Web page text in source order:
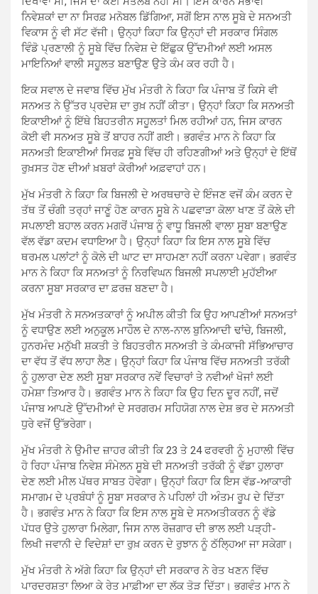
ਨਿਵੇਸ਼ਕਾਂ ਦਾ ਨਾ ਸਿਰਫ਼ ਮਨੋਬਲ ਡਿੱਗਿਆ, ਸਗੋਂ ਇਸ ਨਾਲ ਸੂਬੇ ਦੇ ਸਨਅਤੀ
ਵਿਕਾਸ ਨੂੰ ਵੀ ਸੱਟ ਵੱਜੀ। ਉਨ੍ਹਾਂ ਕਿਹਾ ਕਿ ਉਨ੍ਹਾਂ ਦੀ ਸਰਕਾਰ ਸਿੰਗਲ
ਵਿੰਡੋ ਪ੍ਰਣਾਲੀ ਨੂੰ ਸੂਬੇ ਵਿੱਚ ਨਿਵੇਸ਼ ਦੇ ਇੱਛੁਕ ਉੱਦਮੀਆਂ ਲਈ ਅਸਲ
ਮਾਇਨਿਆਂ ਵਾਲੀ ਸਹੂਲਤ ਬਣਾਉਣ ਉਤੇ ਕੰਮ ਕਰ ਰਹੀ ਹੈ।
ਇਕ ਸਵਾਲ ਦੇ ਜਵਾਬ ਵਿੱਚ ਮੁੱਖ ਮੰਤਰੀ ਨੇ ਕਿਹਾ ਕਿ ਪੰਜਾਬ ਤੋਂ ਕਿਸੇ ਵੀ
ਸਨਅਤ ਨੇ ਉੱਤਰ ਪ੍ਰਦੇਸ਼ ਦਾ ਰੁਖ਼ ਨਹੀਂ ਕੀਤਾ। ਉਨ੍ਹਾਂ ਕਿਹਾ ਕਿ ਸਨਅਤੀ
ਇਕਾਈਆਂ ਨੂੰ ਇੱਥੇ ਬਿਹਤਰੀਨ ਸਹੂਲਤਾਂ ਮਿਲ ਰਹੀਆਂ ਹਨ, ਜਿਸ ਕਾਰਨ
ਕੋਈ ਵੀ ਸਨਅਤ ਸੂਬੇ ਤੋਂ ਬਾਹਰ ਨਹੀਂ ਗਈ। ਭਗਵੰਤ ਮਾਨ ਨੇ ਕਿਹਾ ਕਿ
ਸਨਅਤੀ ਇਕਾਈਆਂ ਸਿਰਫ਼ ਸੂਬੇ ਵਿੱਚ ਹੀ ਰਹਿਣਗੀਆਂ ਅਤੇ ਉਨ੍ਹਾਂ ਦੇ ਇੱਥੋਂ
ਰੁਖ਼ਸਤ ਹੋਣ ਦੀਆਂ ਖ਼ਬਰਾਂ ਕੋਰੀਆਂ ਅਫ਼ਵਾਹਾਂ ਹਨ।
ਮੁੱਖ ਮੰਤਰੀ ਨੇ ਕਿਹਾ ਕਿ ਬਿਜਲੀ ਦੇ ਅਰਥਚਾਰੇ ਦੇ ਇੰਜਣ ਵਜੋਂ ਕੰਮ ਕਰਨ ਦੇ
ਤੱਥ ਤੋਂ ਚੰਗੀ ਤਰ੍ਹਾਂ ਜਾਣੂੰ ਹੋਣ ਕਾਰਨ ਸੂਬੇ ਨੇ ਪਛਵਾੜਾ ਕੋਲਾ ਖਾਣ ਤੋਂ ਕੋਲੇ ਦੀ
ਸਪਲਾਈ ਬਹਾਲ ਕਰਨ ਮਗਰੋਂ ਪੰਜਾਬ ਨੂੰ ਵਾਧੂ ਬਿਜਲੀ ਵਾਲਾ ਸੂਬਾ ਬਣਾਉਣ
ਵੱਲ ਵੱਡਾ ਕਦਮ ਵਧਾਇਆ ਹੈ। ਉਨ੍ਹਾਂ ਕਿਹਾ ਕਿ ਇਸ ਨਾਲ ਸੂਬੇ ਵਿੱਚ
ਥਰਮਲ ਪਲਾਂਟਾਂ ਨੂੰ ਕੋਲੇ ਦੀ ਘਾਟ ਦਾ ਸਾਹਮਣਾ ਨਹੀਂ ਕਰਨਾ ਪਵੇਗਾ। ਭਗਵੰਤ
ਮਾਨ ਨੇ ਕਿਹਾ ਕਿ ਸਨਅਤਾਂ ਨੂੰ ਨਿਰਵਿਘਨ ਬਿਜਲੀ ਸਪਲਾਈ ਮੁਹੱਈਆ
ਕਰਨਾ ਸੂਬਾ ਸਰਕਾਰ ਦਾ ਫ਼ਰਜ਼ ਬਣਦਾ ਹੈ।
ਮੁੱਖ ਮੰਤਰੀ ਨੇ ਸਨਅਤਕਾਰਾਂ ਨੂੰ ਅਪੀਲ ਕੀਤੀ ਕਿ ਉਹ ਆਪਣੀਆਂ ਸਨਅਤਾਂ
ਨੂੰ ਵਧਾਉਣ ਲਈ ਅਨੁਕੂਲ ਮਾਹੌਲ ਦੇ ਨਾਲ-ਨਾਲ ਬੁਨਿਆਦੀ ਢਾਂਚੇ, ਬਿਜਲੀ,
ਹੁਨਰਮੰਦ ਮਨੁੱਖੀ ਸ਼ਕਤੀ ਤੇ ਬਿਹਤਰੀਨ ਸਨਅਤੀ ਤੇ ਕੰਮਕਾਜੀ ਸੱਭਿਆਚਾਰ
ਦਾ ਵੱਧ ਤੋਂ ਵੱਧ ਲਾਹਾ ਲੈਣ। ਉਨ੍ਹਾਂ ਕਿਹਾ ਕਿ ਪੰਜਾਬ ਵਿੱਚ ਸਨਅਤੀ ਤਰੱਕੀ
ਨੂੰ ਹੁਲਾਰਾ ਦੇਣ ਲਈ ਸੂਬਾ ਸਰਕਾਰ ਨਵੇਂ ਵਿਚਾਰਾਂ ਤੇ ਨਵੀਆਂ ਖੋਜਾਂ ਲਈ
ਹਮੇਸ਼ਾ ਤਿਆਰ ਹੈ। ਭਗਵੰਤ ਮਾਨ ਨੇ ਕਿਹਾ ਕਿ ਉਹ ਦਿਨ ਦੂਰ ਨਹੀਂ, ਜਦੋਂ
ਪੰਜਾਬ ਆਪਣੇ ਉੱਦਮੀਆਂ ਦੇ ਸਰਗਰਮ ਸਹਿਯੋਗ ਨਾਲ ਦੇਸ਼ ਭਰ ਦੇ ਸਨਅਤੀ
ਧੁਰੇ ਵਜੋਂ ਉੱਭਰੇਗਾ।
ਮੁੱਖ ਮੰਤਰੀ ਨੇ ਉਮੀਦ ਜ਼ਾਹਰ ਕੀਤੀ ਕਿ 23 ਤੇ 24 ਫਰਵਰੀ ਨੂੰ ਮੁਹਾਲੀ ਵਿੱਚ
ਹੋ ਰਿਹਾ ਪੰਜਾਬ ਨਿਵੇਸ਼ ਸੰਮੇਲਨ ਸੂਬੇ ਦੀ ਸਨਅਤੀ ਤਰੱਕੀ ਨੂੰ ਵੱਡਾ ਹੁਲਾਰਾ
ਦੇਣ ਲਈ ਮੀਲ ਪੱਥਰ ਸਾਬਤ ਹੋਵੇਗਾ। ਉਨ੍ਹਾਂ ਕਿਹਾ ਕਿ ਇਸ ਵੱਡ-ਆਕਾਰੀ
ਸਮਾਗਮ ਦੇ ਪ੍ਰਬੰਧਾਂ ਨੂੰ ਸੂਬਾ ਸਰਕਾਰ ਨੇ ਪਹਿਲਾਂ ਹੀ ਅੰਤਮ ਰੂਪ ਦੇ ਦਿੱਤਾ
ਹੈ। ਭਗਵੰਤ ਮਾਨ ਨੇ ਕਿਹਾ ਕਿ ਇਸ ਨਾਲ ਸੂਬੇ ਦੇ ਸਨਅਤੀਕਰਨ ਨੂੰ ਵੱਡੇ
ਪੱਧਰ ਉਤੇ ਹੁਲਾਰਾ ਮਿਲੇਗਾ, ਜਿਸ ਨਾਲ ਰੋਜ਼ਗਾਰ ਦੀ ਭਾਲ ਲਈ ਪੜ੍ਹੀ-
ਲਿਖੀ ਜਵਾਨੀ ਦੇ ਵਿਦੇਸ਼ਾਂ ਦਾ ਰੁਖ਼ ਕਰਨ ਦੇ ਰੁਝਾਨ ਨੂੰ ਠੱਲ੍ਹਿਆ ਜਾ ਸਕੇਗਾ।
ਮੁੱਖ ਮੰਤਰੀ ਨੇ ਅੱਗੇ ਕਿਹਾ ਕਿ ਉਨ੍ਹਾਂ ਦੀ ਸਰਕਾਰ ਨੇ ਰੇਤ ਖਣਨ ਵਿੱਚ
ਪਾਰਦਰਸ਼ਤਾ ਲਿਆ ਕੇ ਰੇਤ ਮਾਫ਼ੀਆ ਦਾ ਲੱਕ ਤੋੜ ਦਿੱਤਾ। ਭਗਵੰਤ ਮਾਨ ਨੇ